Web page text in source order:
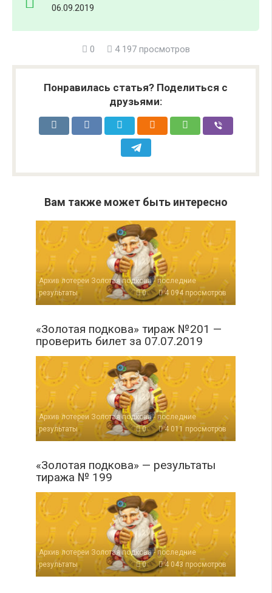
06.09.2019
0 4 197 просмотров
Понравилась статья? Поделиться с
друзьями:
Вам также может быть интересно
Архив лотереи Золотая подкова - последние
результаты
0 4 094 просмотров
«Золотая подкова» тираж №201 —
проверить билет за 07.07.2019
Архив лотереи Золотая подкова - последние
результаты
0 4 011 просмотров
«Золотая подкова» — результаты
тиража № 199
Архив лотереи Золотая подкова - последние
результаты
0 4 043 просмотров